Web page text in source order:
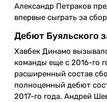
Александр Петраков
впервые сыграть за
Дебют Буяльского
Хавбек Динамо
команды еще с 2016-го
расширенный состав
полноценный дебют
2017-го года. Андрей